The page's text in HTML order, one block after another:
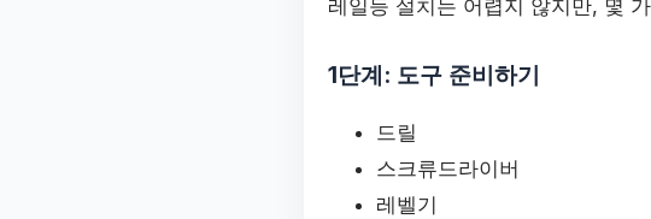
레일등 설치는 어렵지 않지만, 몇
1단계: 도구 준비하기
드릴
스크류드라이버
레벨기